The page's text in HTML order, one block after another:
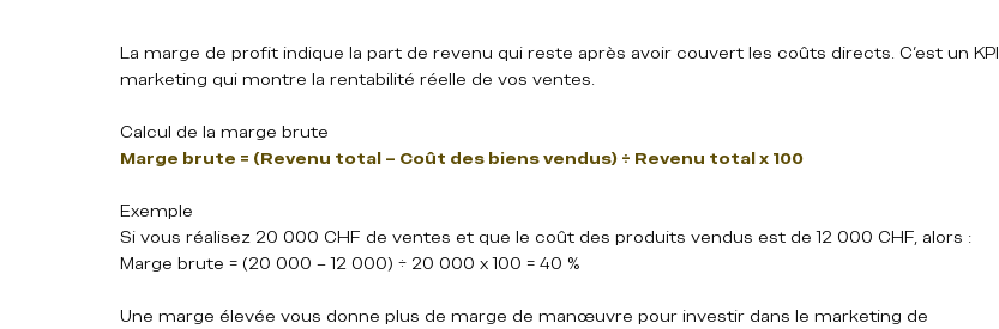
La marge de profit indique la part de revenu qui reste après avoir couvert les coûts directs. C’est un KPI
marketing qui montre la rentabilité réelle de vos ventes.
Calcul de la marge brute
Marge brute = (Revenu total – Coût des biens vendus) ÷ Revenu total x 100
Exemple
Si vous réalisez 20 000 CHF de ventes et que le coût des produits vendus est de 12 000 CHF, alors :
Marge brute = (20 000 – 12 000) ÷ 20 000 x 100 = 40 %
Une marge élevée vous donne plus de marge de manœuvre pour investir dans le marketing de